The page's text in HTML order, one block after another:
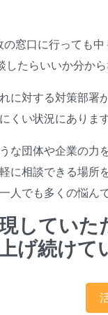
窓口に行っても
したらいいか分か
に対する対策部
くい状況にあります
な団体や企業の力
に相談できる場所
人でも多くの悩ん
してい
げ続けて